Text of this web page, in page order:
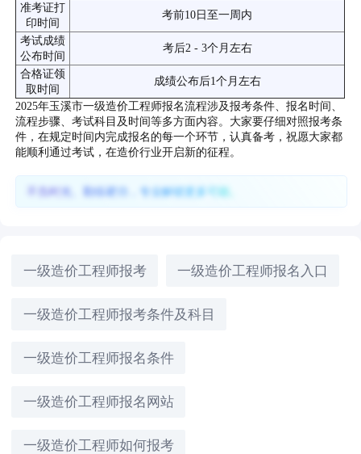
准考证打
印时间
考前10日至一周内
考试成绩
公布时间
考后2 - 3个月左右
合格证领
取时间
成绩公布后1个月左右
2025年玉溪市一级造价工程师报名流程涉及报考条件、报名时间、
流程步骤、考试科目及时间等多方面内容。大家要仔细对照报考条
件，在规定时间内完成报名的每一个环节，认真备考，祝愿大家都
能顺利通过考试，在造价行业开启新的征程。
不负时光、勤练硬功，专业解锁更多可能。
一级造价工程师报考 一级造价工程师报名入口
一级造价工程师报考条件及科目
一级造价工程师报名条件
一级造价工程师报名网站
一级造价工程师如何报考